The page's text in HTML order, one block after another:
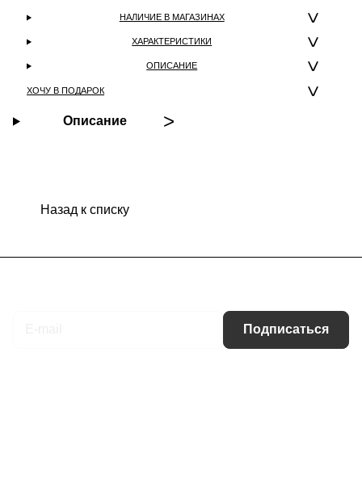
НАЛИЧИЕ В МАГАЗИНАХ
ХАРАКТЕРИСТИКИ
ОПИСАНИЕ
ХОЧУ В ПОДАРОК
Описание
Назад к списку
Подписаться